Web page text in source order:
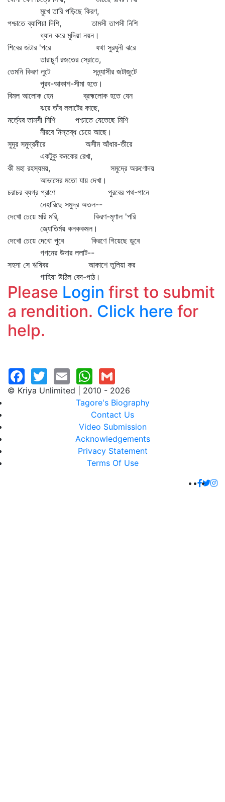
মুখে তারি পড়িছে কিরণ,
পশ্চাতে ব্যাপিয়া দিশি, তামসী তাপসী নিশি
ধ্যান করে মুদিয়া নয়ন।
শিবের জটার 'পরে যথা সুরধুনী ঝরে
তারাচূর্ণ রজতের স্রোতে,
তেমনি কিরণ লুটে সন্ন্যাসীর জটাজুটে
পূরব-আকাশ-সীমা হতে।
বিমল আলোক হেন ব্রহ্মলোক হতে যেন
ঝরে তাঁর ললাটের কাছে,
মর্ত্যের তামসী নিশি পশ্চাতে যেতেছে মিশি
নীরবে নিস্তব্ধ চেয়ে আছে।
সুদূর সমুদ্রনীরে অসীম আঁধার-তীরে
একটুকু কনকের রেখা,
কী মহা রহস্যময়, সমুদ্রে অরুণোদয়
আভাসের মতো যায় দেখা।
চরাচর ব্যগ্র প্রাণে পুরবের পথ-পানে
নেহারিছে সমুদ্র অতল--
দেখো চেয়ে মরি মরি, কিরণ-মৃণাল 'পরি
জ্যোতির্ময় কনককমল।
দেখো চেয়ে দেখো পুবে কিরণে গিয়েছে ডুবে
গগনের উদার ললাট--
সহসা সে ঋষিবর আকাশে তুলিয়া কর
গাহিয়া উঠিল বেদ-পাঠ।
Please Login first to submit
a rendition. Click here for
help.
© Kriya Unlimited | 2010 - 2026
Tagore's Biography
Contact Us
Video Submission
Acknowledgements
Privacy Statement
Terms Of Use